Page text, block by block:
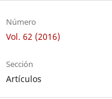
Número
Vol. 62 (2016)
Sección
Artículos